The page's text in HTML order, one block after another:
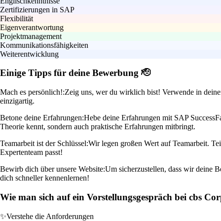
Zertifizierungen in SAP
Flexibilität
Eigenverantwortung
Projektmanagement
Kommunikationsfähigkeiten
Weiterentwicklung
Einige Tipps für deine Bewerbung 🫡
Mach es persönlich!:Zeig uns, wer du wirklich bist! Verwende in
einzigartig.
Betone deine Erfahrungen:Hebe deine Erfahrungen mit SAP
Theorie kennt, sondern auch praktische Erfahrungen mitbringt.
Teamarbeit ist der Schlüssel:Wir legen großen Wert auf Teamarbeit.
Expertenteam passt!
Bewirb dich über unsere Website:Um sicherzustellen, dass wir deine
dich schneller kennenlernen!
Wie man sich auf ein Vorstellungsgespräch bei cbs
✨Verstehe die Anforderungen